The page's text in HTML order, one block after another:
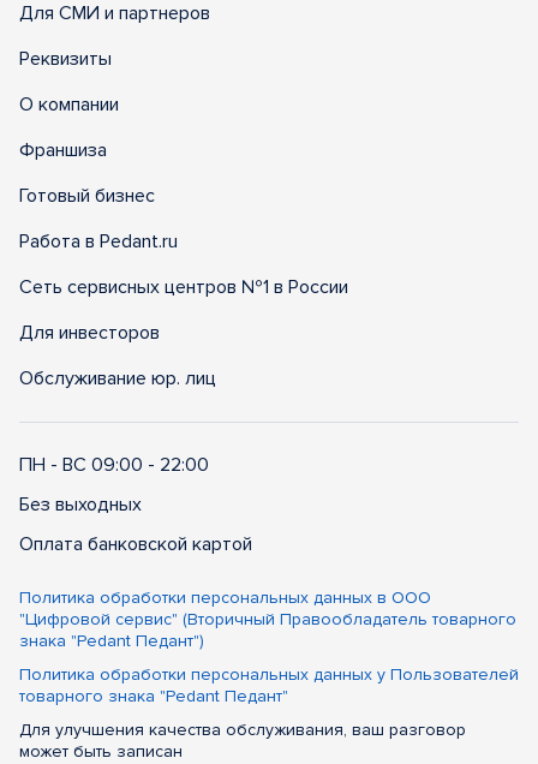
Для СМИ и партнеров
Реквизиты
О компании
Франшиза
Готовый бизнес
Работа в Pedant.ru
Сеть сервисных центров №1 в России
Для инвесторов
Обслуживание юр. лиц
ПН - ВС 09:00 - 22:00
Без выходных
Оплата банковской картой
Политика обработки персональных данных в ООО
"Цифровой сервис" (Вторичный Правообладатель товарного
знака "Pedant Педант")
Политика обработки персональных данных у Пользователей
товарного знака "Pedant Педант"
Для улучшения качества обслуживания, ваш разговор
может быть записан